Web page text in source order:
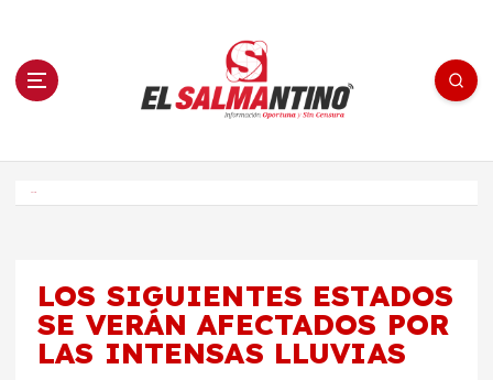
n El Salmantino - medios/noticias/editorial
LOS SIGUIENTES ESTADOS
SE VERÁN AFECTADOS POR
LAS INTENSAS LLUVIAS